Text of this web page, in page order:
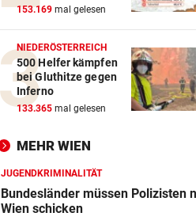
Gähnen ist
das ganz ohne
Viren!
Ansturm
153.169 mal gelesen
NIEDERÖSTERREICH
500 Helfer kämpfen
bei Gluthitze gegen
Inferno
133.365 mal gelesen
MEHR WIEN
JUGENDKRIMINALITÄT
Bundesländer müssen Polizisten
Wien schicken